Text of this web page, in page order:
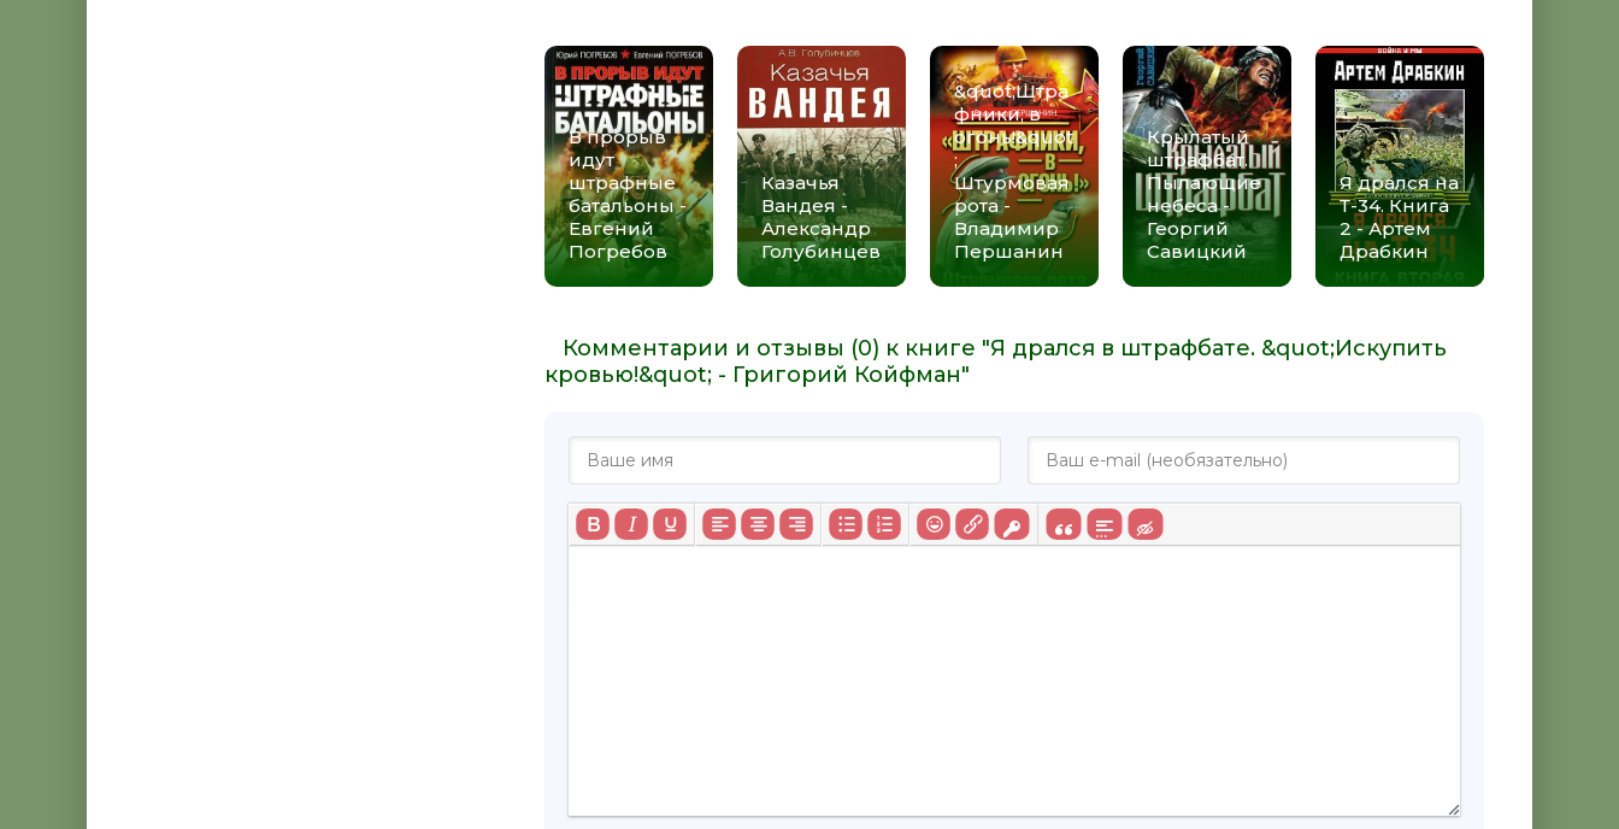
В прорыв
идут
штрафные
батальоны -
Евгений
Погребов
Казачья
Вандея -
Александр
Голубинцев
&quot;Штра
фники, в
огонь!&quot
;
Штурмовая
рота -
Владимир
Першанин
Крылатый
штрафбат.
Пылающие
небеса -
Георгий
Савицкий
Я дрался на
Т-34. Книга
2 - Артем
Драбкин
Комментарии и отзывы (0) к книге "Я дрался в штрафбате. &quot;Искупить
кровью!&quot; - Григорий Койфман"